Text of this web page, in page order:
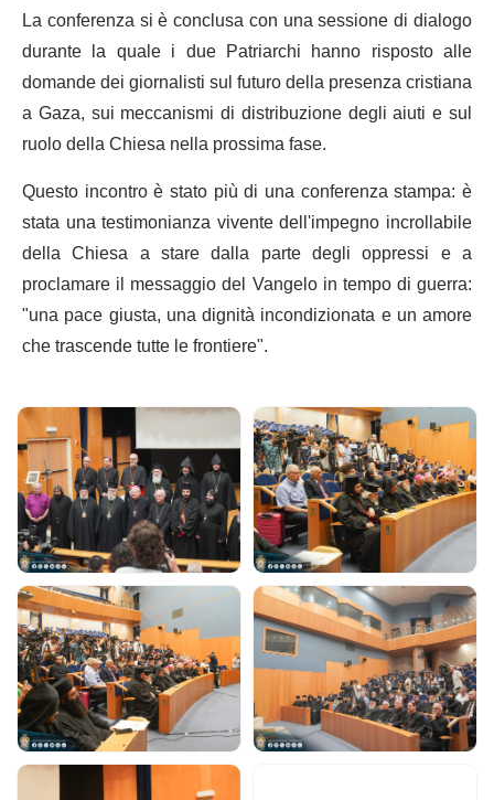
La conferenza si è conclusa con una sessione di dialogo
durante la quale i due Patriarchi hanno risposto alle
domande dei giornalisti sul futuro della presenza cristiana
a Gaza, sui meccanismi di distribuzione degli aiuti e sul
ruolo della Chiesa nella prossima fase.
Questo incontro è stato più di una conferenza stampa: è
stata una testimonianza vivente dell'impegno incrollabile
della Chiesa a stare dalla parte degli oppressi e a
proclamare il messaggio del Vangelo in tempo di guerra:
"una pace giusta, una dignità incondizionata e un amore
che trascende tutte le frontiere".